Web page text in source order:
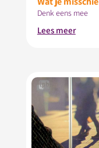
Denk eens mee
Lees meer